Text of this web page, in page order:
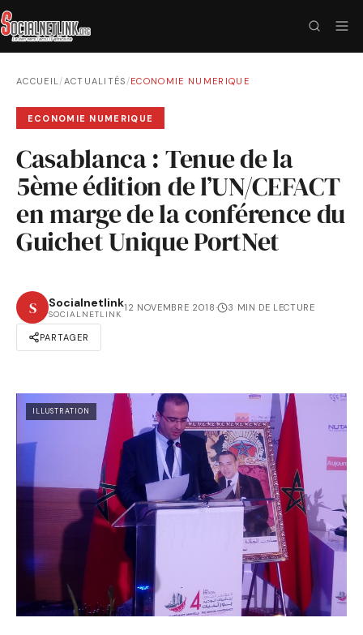
ACCUEIL/ACTUALITÉS /ECONOMIE NUMERIQUE
ECONOMIE NUMERIQUE
Casablanca : Tenue de la
5ème édition de l’UN/CEFACT
en marge de la conférence du
Guichet Unique PortNet
S Socialnetlink
SOCIALNETLINK
12 NOVEMBRE 2018· 3 MIN DE LECTURE
PARTAGER
ILLUSTRATION